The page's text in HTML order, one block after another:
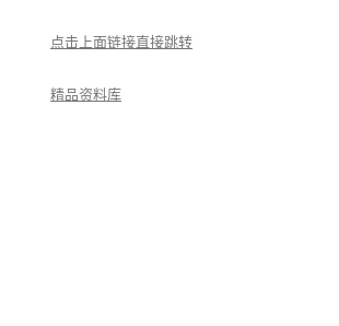
点击上面链接直接跳转
精品资料库